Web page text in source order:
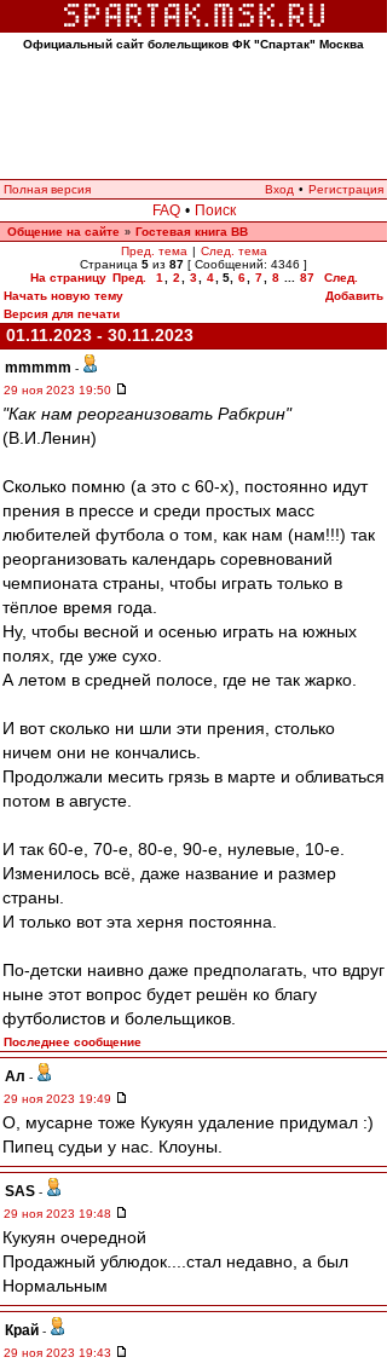
Официальный сайт болельщиков ФК "Спартак" Москва
Полная версия Вход • Регистрация
FAQ • Поиск
Общение на сайте » Гостевая книга ВВ
Пред. тема | След. тема
Страница 5 из 87 [ Сообщений: 4346 ]
На страницу Пред. 1 2 3 4 5, 6 7 8 87
След.
Начать новую тему
Добавить
Версия для печати
01.11.2023 - 30.11.2023
mmmmm -
29 ноя 2023 19:50
"Как нам реорганизовать Рабкрин"
(В.И.Ленин)
Сколько помню (а это с 60-х), постоянно идут
прения в прессе и среди простых масс
любителей футбола о том, как нам (нам!!!) так
реорганизовать календарь соревнований
чемпионата страны, чтобы играть только в
тёплое время года.
Ну, чтобы весной и осенью играть на южных
полях, где уже сухо.
А летом в средней полосе, где не так жарко.
И вот сколько ни шли эти прения, столько
ничем они не кончались.
Продолжали месить грязь в марте и обливаться
потом в августе.
И так 60-е, 70-е, 80-е, 90-е, нулевые, 10-е.
Изменилось всё, даже название и размер
страны.
И только вот эта херня постоянна.
По-детски наивно даже предполагать, что вдруг
ныне этот вопрос будет решён ко благу
футболистов и болельщиков.
Последнее сообщение
Ал -
29 ноя 2023 19:49
О, мусарне тоже Кукуян удаление придумал :)
Пипец судьи у нас. Клоуны.
SAS -
29 ноя 2023 19:48
Кукуян очередной
Продажный ублюдок....стал недавно, а был
Нормальным
Край -
29 ноя 2023 19:43